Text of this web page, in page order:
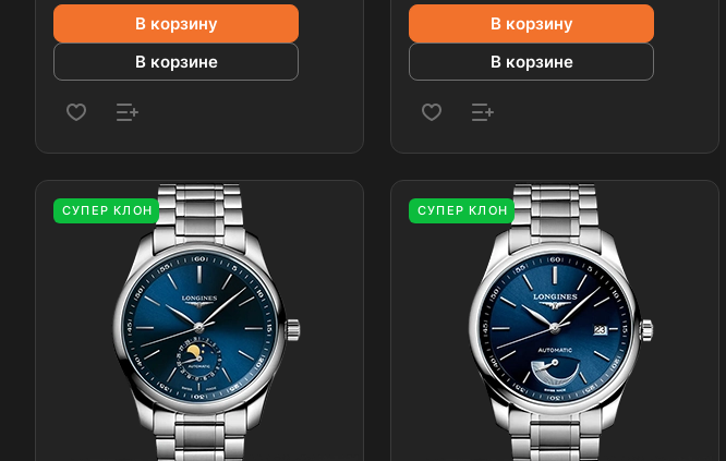
В корзину
В корзине
В корзину
В корзине
СУПЕР КЛОН СУПЕР КЛОН